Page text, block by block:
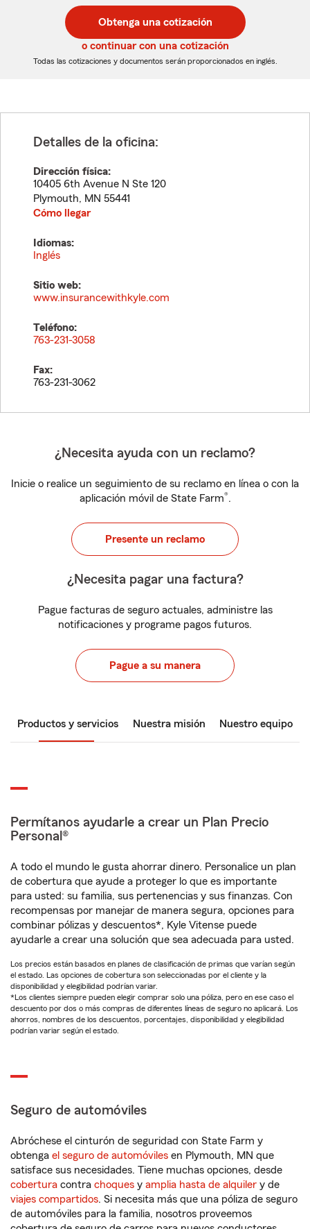
de
5
dígitos
de
5
dígitos
Obtenga una cotización
o continuar con una cotización
Todas las cotizaciones y documentos serán proporcionados en inglés.
Detalles de la oficina:
Dirección física:
10405 6th Avenue N Ste 120
Plymouth, MN 55441
Cómo llegar
Idiomas:
Inglés
Sitio web:
www.insurancewithkyle.com
Teléfono:
763-231-3058
Fax:
763-231-3062
¿Necesita ayuda con un reclamo?
Inicie o realice un seguimiento de su reclamo en línea o con la
aplicación móvil de State Farm®.
Presente un reclamo
¿Necesita pagar una factura?
Pague facturas de seguro actuales, administre las
notificaciones y programe pagos futuros.
Pague a su manera
Productos y servicios Nuestra misión Nuestro equipo
Permítanos ayudarle a crear un Plan Precio
Personal®
A todo el mundo le gusta ahorrar dinero. Personalice un plan
de cobertura que ayude a proteger lo que es importante
para usted: su familia, sus pertenencias y sus finanzas. Con
recompensas por manejar de manera segura, opciones para
combinar pólizas y descuentos*, Kyle Vitense puede
ayudarle a crear una solución que sea adecuada para usted.
Los precios están basados en planes de clasificación de primas que varían según
el estado. Las opciones de cobertura son seleccionadas por el cliente y la
disponibilidad y elegibilidad podrían variar.
*Los clientes siempre pueden elegir comprar solo una póliza, pero en ese caso el
descuento por dos o más compras de diferentes líneas de seguro no aplicará. Los
ahorros, nombres de los descuentos, porcentajes, disponibilidad y elegibilidad
podrían variar según el estado.
Seguro de automóviles
Abróchese el cinturón de seguridad con State Farm y
obtenga el seguro de automóviles en Plymouth, MN que
satisface sus necesidades. Tiene muchas opciones, desde
cobertura contra choques y amplia hasta de alquiler y de
viajes compartidos. Si necesita más que una póliza de seguro
de automóviles para la familia, nosotros proveemos